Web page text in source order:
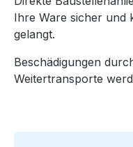
Ihre Ware sicher und
gelangt.
Beschädigungen
Weitertransporte